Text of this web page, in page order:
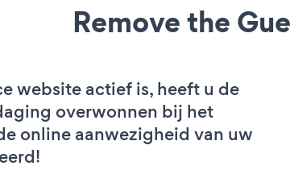
Remove the
website actief is, heeft u de
overwonnen bij het
online aanwezigheid van uw